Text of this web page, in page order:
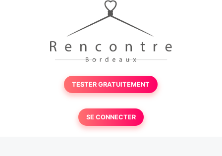
TESTER GRATUITEMENT
SE CONNECTER